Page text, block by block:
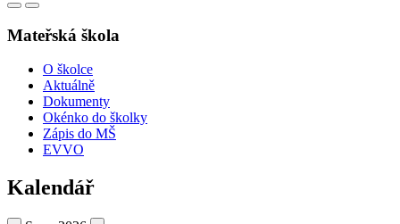
Mateřská škola
O školce
Aktuálně
Dokumenty
Okénko do školky
Zápis do MŠ
EVVO
Kalendář